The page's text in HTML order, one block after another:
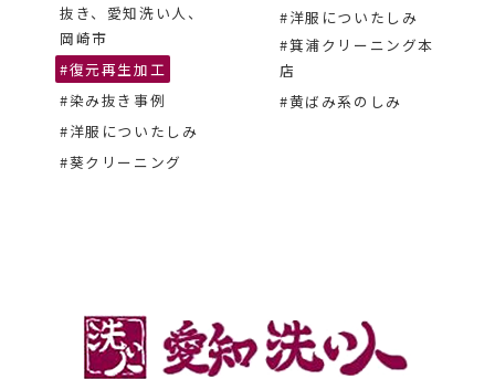
抜き、愛知洗い人、
岡崎市
#復元再生加工
#染み抜き事例
#洋服についたしみ
#葵クリーニング
#洋服についたしみ
#箕浦クリーニング本
店
#黄ばみ系のしみ